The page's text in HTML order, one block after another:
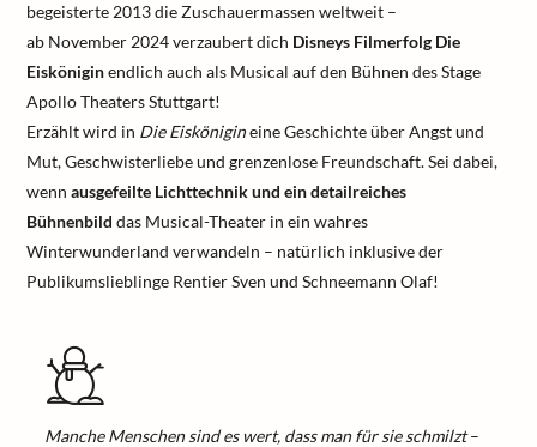
begeisterte 2013 die Zuschauermassen weltweit –
ab November 2024 verzaubert dich Disneys Filmerfolg Die
Eisköniginendlich auch als Musical auf den Bühnen des Stage
Apollo Theaters Stuttgart!
Erzählt wird in Die Eiskönigineine Geschichte über Angst und
Mut, Geschwisterliebe und grenzenlose Freundschaft. Sei dabei,
wenn ausgefeilte Lichttechnik und ein detailreiches
Bühnenbild das Musical-Theater in ein wahres
Winterwunderland verwandeln – natürlich inklusive der
Publikumslieblinge Rentier Sven und Schneemann Olaf!
Manche Menschen sind es wert, dass man für sie schmilzt–